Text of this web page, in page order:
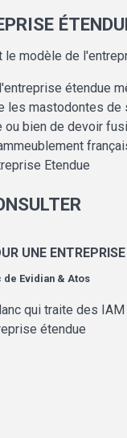
modèle de
étendue
les mastodontes
bien de devoir
Etendue
UNE
de Evidian & Atos
qui traite des
étendue